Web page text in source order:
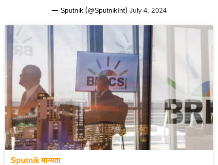
— Sputnik (@SputnikInt) July 4, 2024
Sputnik मान्यता